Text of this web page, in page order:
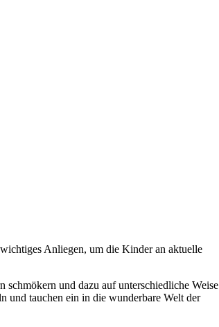
Anliegen, um die Kinder an aktuelle
und dazu auf unterschiedliche Weise
und tauchen ein in die wunderbare Welt der